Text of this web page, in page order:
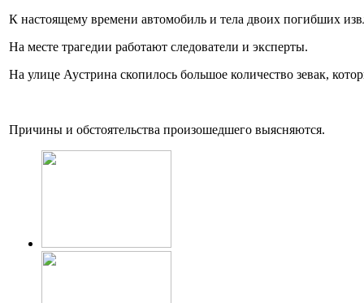
К настоящему времени автомобиль и тела двоих погибших
На месте трагедии работают следователи и эксперты.
На улице Аустрина скопилось большое количество зевак,
Причины и обстоятельства произошедшего выясняются.